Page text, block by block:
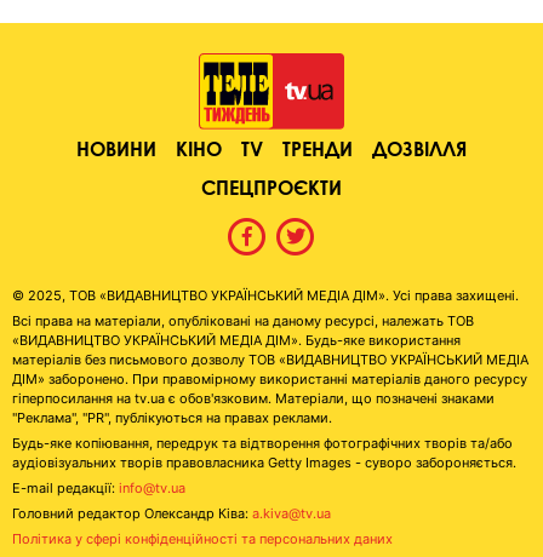
НОВИНИ КІНО TV ТРЕНДИ
ДОЗВІЛЛЯ
СПЕЦПРОЄКТИ
© 2025, ТОВ «ВИДАВНИЦТВО УКРАЇНСЬКИЙ МЕДІА ДІМ». Усі права захищені.
Всі права на матеріали, опубліковані на даному ресурсі, належать ТОВ
«ВИДАВНИЦТВО УКРАЇНСЬКИЙ МЕДІА ДІМ». Будь-яке використання
матеріалів без письмового дозволу ТОВ «ВИДАВНИЦТВО УКРАЇНСЬКИЙ МЕДІА
ДІМ» заборонено. При правомірному використанні матеріалів даного ресурсу
гіперпосилання на tv.ua є обов'язковим. Матеріали, що позначені знаками
"Реклама", "PR", публікуються на правах реклами.
Будь-яке копіювання, передрук та відтворення фотографічних творів та/або
аудіовізуальних творів правовласника Getty Images - суворо забороняється.
E-mail редакції: info@tv.ua
Головний редактор Олександр Ківа: a.kiva@tv.ua
Політика у сфері конфіденційності та персональних даних